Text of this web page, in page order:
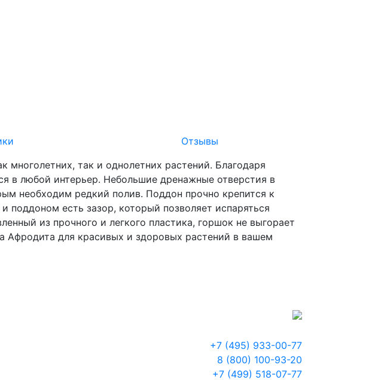
Отзывы
так и однолетних растений. Благодаря
в любой интерьер. Небольшие дренажные отверстия в
необходим редкий полив. Поддон прочно крепится к
поддоном есть зазор, который позволяет испаряться
из прочного и легкого пластика, горшок не выгорает
Афродита для красивых и здоровых растений в вашем
+7 (495) 933-00-77
8 (800) 100-93-20
+7 (499) 518-07-77